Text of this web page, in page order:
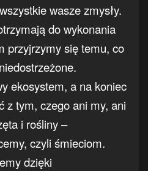
wasze zmysły.
do wykonania
przyjrzymy się temu, co
ekosystem, a na koniec
z tym, czego ani my, ani
i rośliny –
czyli śmieciom.
dzięki